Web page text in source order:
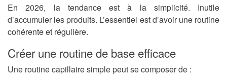
En 2026, la tendance est à la simplicité. Inutile
d’accumuler les produits. L’essentiel est d’avoir une routine
cohérente et régulière.
Créer une routine de base efficace
Une routine capillaire simple peut se composer de :